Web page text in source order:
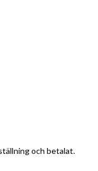
och betalat.